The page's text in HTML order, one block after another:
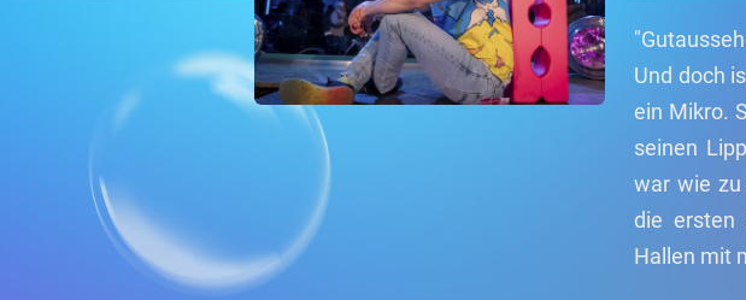
Und doch
ein Mikro.
seinen
war wie zu
die ersten
Hallen mit